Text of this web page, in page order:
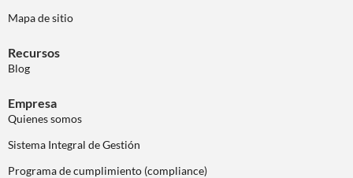
Mapa de sitio
Recursos
Blog
Empresa
Quienes somos
Sistema Integral de Gestión
Programa de cumplimiento (compliance)